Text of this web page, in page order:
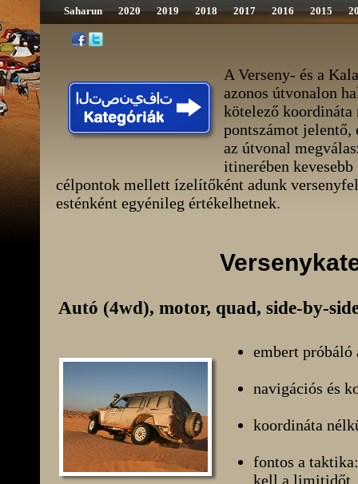
Saharun 2020 2019 2018 2017 2016 2015
A Verseny- és a
azonos útvonalon
kötelező
pontszámot
az útvonal
itinerében
célpontok mellett ízelítőként adunk
esténként egyénileg értékelhetnek.
Autó (4wd), motor, quad, side-by-
embert próbáló
navigációs és
koordináta
fontos a
kell a limitidőt